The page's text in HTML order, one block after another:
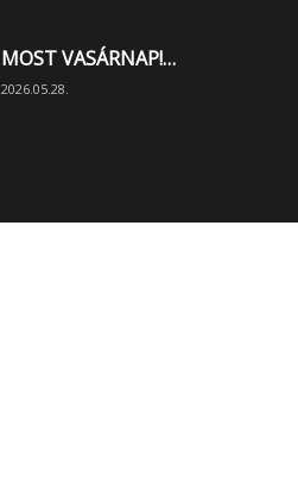
MOST VASÁRNAP!…
2026.05.28.